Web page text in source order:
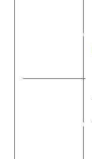
Development
Middle- oder